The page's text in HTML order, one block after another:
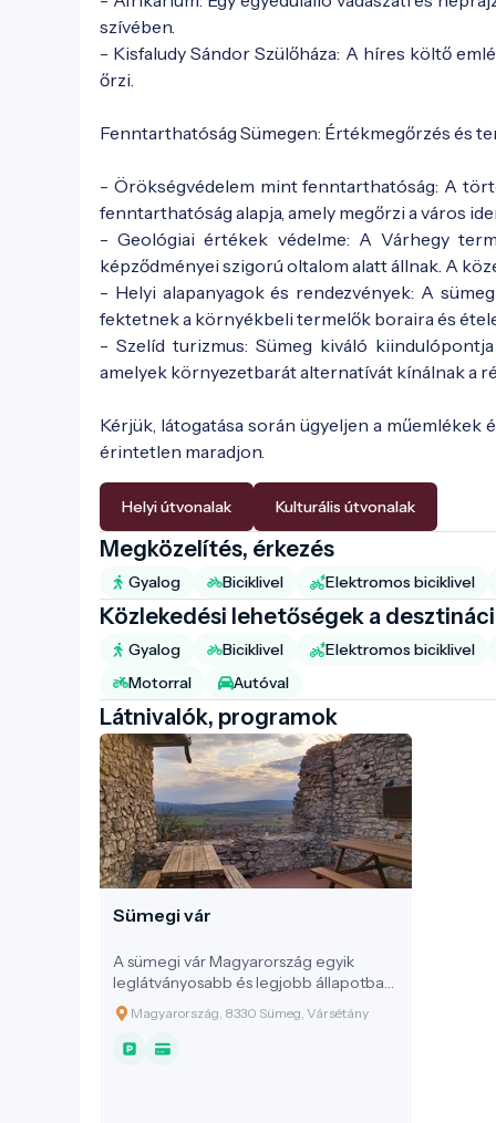
szívében.
- Kisfaludy Sándor Szülőháza: A híres költő
őrzi.
Fenntarthatóság Sümegen: Értékmegőrzés és
- Örökségvédelem mint fenntarthatóság: A
fenntarthatóság alapja, amely megőrzi a város
- Geológiai értékek védelme: A Várhegy
képződményei szigorú oltalom alatt állnak. A
- Helyi alapanyagok és rendezvények: A
fektetnek a környékbeli termelők boraira és
- Szelíd turizmus: Sümeg kiváló
amelyek környezetbarát alternatívát kínálnak a
Kérjük, látogatása során ügyeljen a műemlékek
érintetlen maradjon.
Helyi útvonalak Kulturális útvonalak
Megközelítés, érkezés
Gyalog Biciklivel Elektromos biciklivel
Közlekedési lehetőségek a
Gyalog Biciklivel Elektromos biciklivel
Motorral
Autóval
Látnivalók, programok
Sümegi vár
A sümegi vár Magyarország egyik
leglátványosabb és legjobb állapotban
fennmaradt középkori erődítménye,
amely egy kopár mészkőszikla tetején
magasodik a Balaton-felvidék és a
Magyarország, 8330 Sümeg, Vársétány